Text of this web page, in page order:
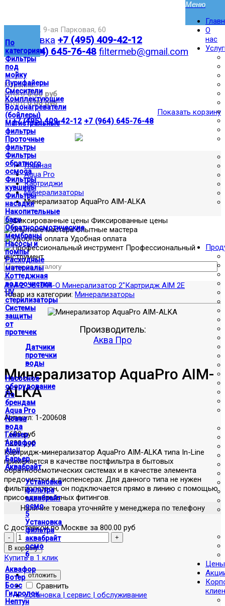
По
категориям
Фильтры
под
мойку
Пурифайеры
Смесители
Комплектующие
Водонагреватели
(бойлеры)
Магистральные
фильтры
Проточные
фильтры
Фильтры
обратного
осмоса
Фильтры
кувшины
Фильтры
насадки
Накопительные
баки
Обратноосмотические
мембраны
Насосы и
помпы
Расходные
материалы
Коттеджная
водоочистка
UV
стерилизаторы
Системы
защиты
от
протечек
Датчики
протечки
воды
Насосное
оборудование
По
брендам
Aqua Pro
Новая
вода
Гейзер
Аквафор
Atoll
Барьер
Аквабрайт
Установка
фильтра
аквабрайт
осмо
5
Установка
фильтра
аквабрайт
осмо
6
Аквафор
Вотер
Босс
Гидролок
Нептун
Москва,ул. 9-ая Парковая, 60
Доставка +7 (495) 409-42-12
+7 (964) 645-76-48 filtermeb@gmail.com
|
Корзина:
Итого0.00 руб
Итого0.00 руб
Показать корзину
| +7 (495) 409-42-12 +7 (964) 645-76-48
О
нас
Цены
Главная
Aqua Pro
Картриджи
Минерализаторы
Минерализатор AquaPro AIM-ALKA
Фиксированные цены
Опытные мастера
Удобная оплата
Профессиональный
инструмент
AIM-2-JG1044-O Минерализатор 2"Картридж AIM 2Е
Товар из категории: Минерализаторы
Производитель:
Аква Про
Минерализатор AquaPro AIM-
ALKA
Артикул: 1-200608
1,600 руб
1,200 руб
Картридж-минерализатор AquaPro AIM-ALKA типа In-Linе
применяется в качестве постфильтра в бытовых
обратноосмотических системах и в качестве элемента
предочистки в диспенсерах. Для данного типа не нужен
фильтропатрон, он подключается прямо в линию с помощью
присоединительных фитингов.
Наличие товара уточняйте у менеджера по телефону
С доставкой по Москве за 800.00 руб
Купить в 1 клик
отложить
Сравнить
Установка | сервис | обслуживание